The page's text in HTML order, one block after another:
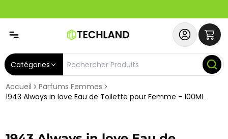
Catégories
Accueil
Parfums Femmes
1943 Always in love Eau de Toilette pour Femme - 100ML